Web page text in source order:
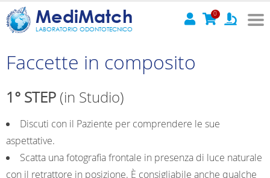
MediMatch
LABORATORIO ODONTOTECNICO
0
Faccette in composito
1° STEP (in Studio)
Discuti con il Paziente per comprendere le sue
aspettative.
Scatta una fotografia frontale in presenza di luce naturale
con il retrattore in posizione. È consigliabile anche qualche